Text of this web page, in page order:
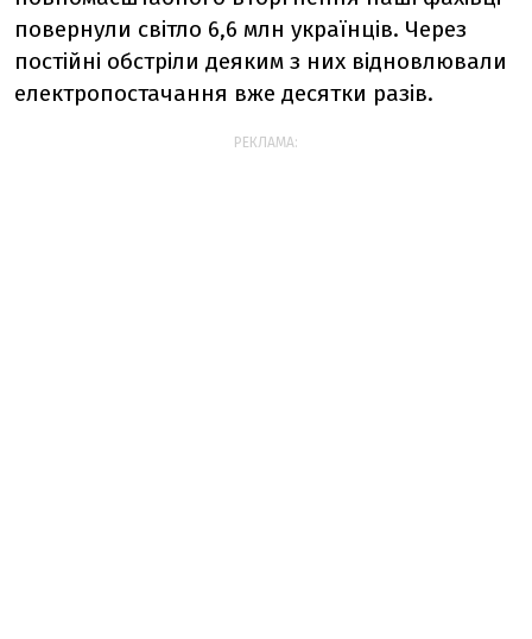
повернули світло 6,6 млн українців. Через
постійні обстріли деяким з них відновлювали
електропостачання вже десятки разів.
РЕКЛАМА: